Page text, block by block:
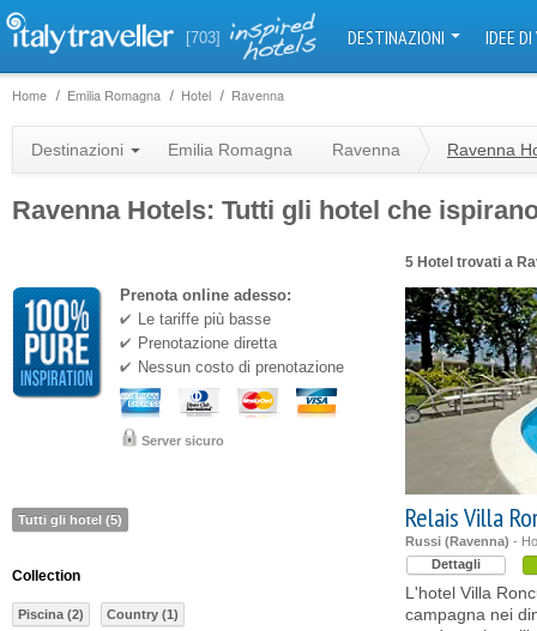
[703] DESTINAZIONI IDEE
Home Emilia Romagna Hotel Ravenna
Destinazioni Emilia Romagna Ravenna Ravenna
Ravenna Hotels: Tutti gli hotel che
5 Hotel trovati a
Relais Villa
Russi (Ravenna) -
Dettagli
L'hotel Villa
campagna nei
Prenota online adesso:
Le tariffe più basse
Prenotazione diretta
Nessun costo di prenotazione
Server sicuro
Tutti gli hotel (5)
Collection
Piscina (2) Country (1)